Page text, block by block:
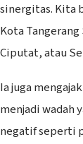
sinergitas. Kita
Kota
Ciputat, atau
Ia juga
menjadi wadah
negatif seperti